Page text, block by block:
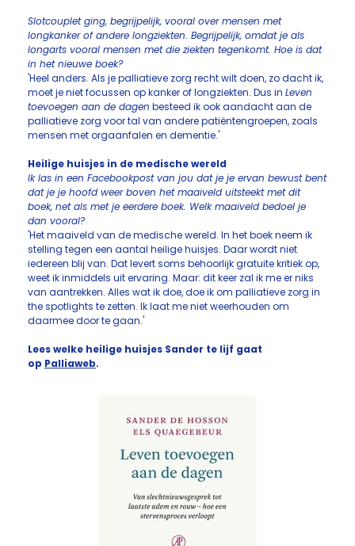
Slotcouplet ging, begrijpelijk, vooral over mensen met
longkanker of andere longziekten. Begrijpelijk, omdat je als
longarts vooral mensen met die ziekten tegenkomt. Hoe is dat
in het nieuwe boek?
'Heel anders. Als je palliatieve zorg recht wilt doen, zo dacht ik,
moet je niet focussen op kanker of longziekten. Dus in Leven
toevoegen aan de dagen besteed ik ook aandacht aan de
palliatieve zorg voor tal van andere patiëntengroepen, zoals
mensen met orgaanfalen en dementie.'
Heilige huisjes in de medische wereld
Ik las in een Facebookpost van jou dat je je ervan bewust bent
dat je je hoofd weer boven het maaiveld uitsteekt met dit
boek, net als met je eerdere boek. Welk maaiveld bedoel je
dan vooral?
'Het maaiveld van de medische wereld. In het boek neem ik
stelling tegen een aantal heilige huisjes. Daar wordt niet
iedereen blij van. Dat levert soms behoorlijk gratuite kritiek op,
weet ik inmiddels uit ervaring. Maar: dit keer zal ik me er niks
van aantrekken. Alles wat ik doe, doe ik om palliatieve zorg in
the spotlights te zetten. Ik laat me niet weerhouden om
daarmee door te gaan.'
Lees welke heilige huisjes Sander te lijf gaat
op Palliaweb.